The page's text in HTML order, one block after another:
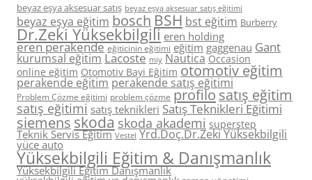
beyaz eşya aksesuar satış beyaz eşya aksesuar satış eğitimi
beyaz eşya eğitim boschBSH bst eğitim Burberry
Dr.Zeki Yüksekbilgili eren holding
eren perakende eğiticinin eğitimi eğitim gaggenau Gant
kurumsal eğitim Lacoste miy Nautica Occasion
online eğitim Otomotiv Bayi Eğitim otomotiv eğitim
perakende eğitim perakende satış eğitimi
Problem Çözme eğitimi problem çözme profilosatış eğitim
satış eğitimi satış teknikleri Satış Teknikleri Eğitimi
siemens skoda skoda akademi superstep
Teknik Servis Eğitim Vestel Yrd.Doç.Dr.Zeki Yüksekbilgili
yüce auto
Yüksekbilgili Eğitim & Danışmanlık
Yüksekbilgili Eğitim Danışmanlık